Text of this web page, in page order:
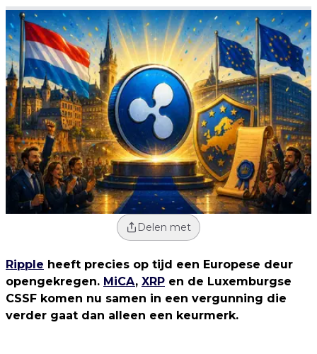
Delen met
Ripple heeft precies op tijd een Europese deur
opengekregen. MiCA, XRP en de Luxemburgse
CSSF komen nu samen in een vergunning die
verder gaat dan alleen een keurmerk.